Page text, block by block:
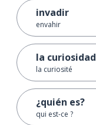
invadir
envahir
la curiosidad
la curiosité
¿quién es?
qui est-ce ?